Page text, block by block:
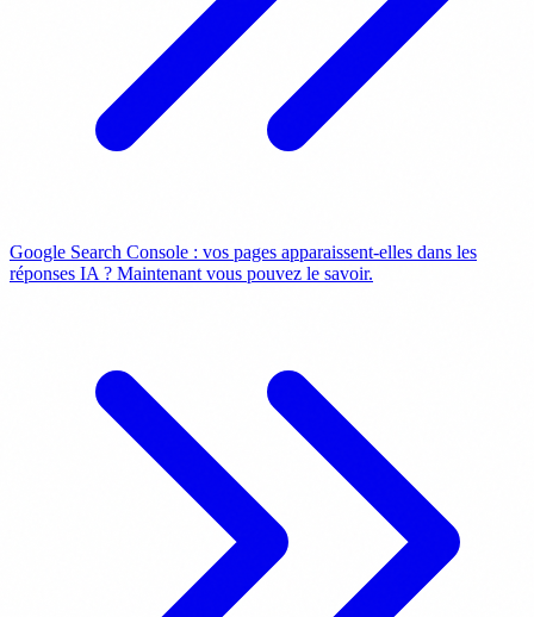
Google Search Console : vos pages apparaissent-elles dans les
réponses IA ? Maintenant vous pouvez le savoir.